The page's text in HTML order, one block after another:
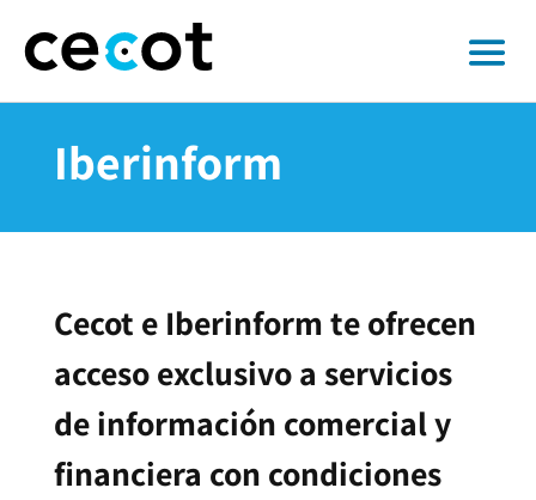
Iberinform
Cecot e Iberinform te ofrecen
acceso exclusivo a servicios
de información comercial y
financiera con condiciones